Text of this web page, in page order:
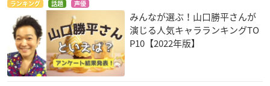
ランキング 話題 声優
みんなが選ぶ！山口勝平さんが
演じる人気キャラランキングTO
P10【2022年版】